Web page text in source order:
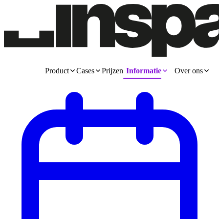
Product Cases Prijzen Informatie Over ons